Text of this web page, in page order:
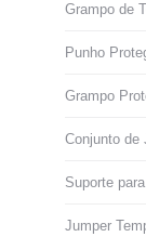
Grampo de
Punho
Grampo
Conjunto de
Suporte
Jumper